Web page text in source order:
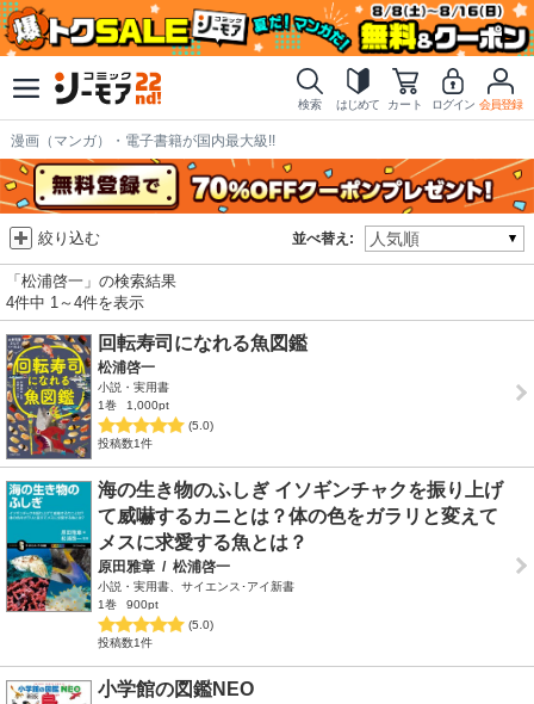
検索 はじめて カート ログイン 会員登録
漫画（マンガ）・電子書籍が国内最大級!!
並べ替え:
絞り込む
「松浦啓一」の検索結果
4件中 1～4件を表示
回転寿司になれる魚図鑑
松浦啓一
小説・実用書
1巻
1,000pt
(5.0)
投稿数1件
海の生き物のふしぎ イソギンチャクを振り上げ
て威嚇するカニとは？体の色をガラリと変えて
メスに求愛する魚とは？
原田雅章 / 松浦啓一
小説・実用書、サイエンス･アイ新書
1巻
900pt
(5.0)
投稿数1件
小学館の図鑑NEO